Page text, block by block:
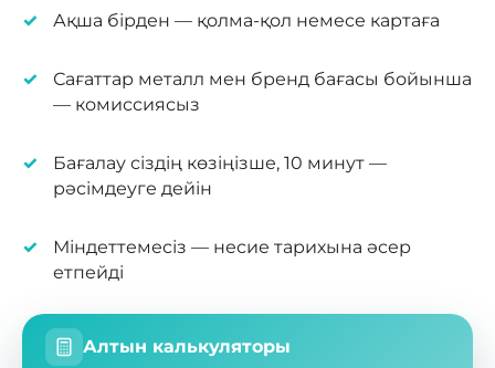
Ақша бірден — қолма-қол немесе картаға
Сағаттар металл мен бренд бағасы бойынша
— комиссиясыз
Бағалау сіздің көзіңізше, 10 минут —
рәсімдеуге дейін
Міндеттемесіз — несие тарихына әсер
етпейді
Алтын калькуляторы